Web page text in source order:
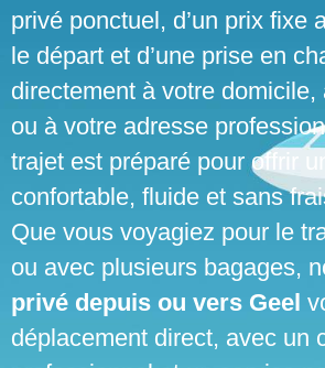
privé ponctuel, d’un prix fixe
le départ et d’une prise en
directement à votre domicile,
ou à votre adresse
trajet est préparé pour offrir
confortable, fluide et sans
Que vous voyagiez pour le
ou avec plusieurs bagages,
privé depuis ou vers Geel
déplacement direct, avec un